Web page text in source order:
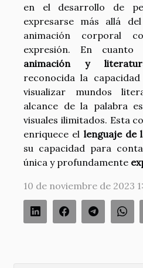
en el desarrollo de
expresarse más allá
animación corporal
expresión. En
animación y
reconocida la
visualizar mundos
alcance de la palabra
visuales ilimitados. Esta
enriquece el lenguaje de
su capacidad para
única y profundamente
10 de noviembre de 2023